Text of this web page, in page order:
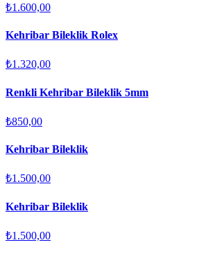
₺1.600,00
Kehribar Bileklik Rolex
₺1.320,00
Renkli Kehribar Bileklik 5mm
₺850,00
Kehribar Bileklik
₺1.500,00
Kehribar Bileklik
₺1.500,00